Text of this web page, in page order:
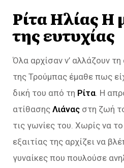
Ρίτα Ηλίας Η
της ευτυχίας
Όλα αρχίσαν ν’ αλλάζουν
της Τρούμπας έμαθε πως
δική του από τη Ρίτα . Η
ατίθασης Λιάνας στη ζωή
τις γωνίες του. Χωρίς να
εξαιτίας της αρχίζει να
γυναίκες που πουλούσε